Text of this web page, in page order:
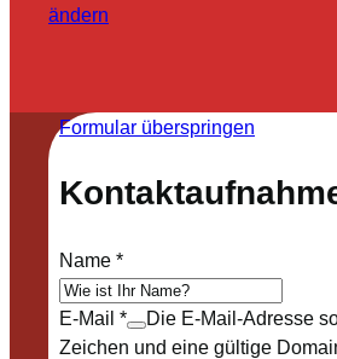
ändern
Formular überspringen
Name*
E-Mail *
Die E-Mail-Adresse
Zeichen und eine gültige